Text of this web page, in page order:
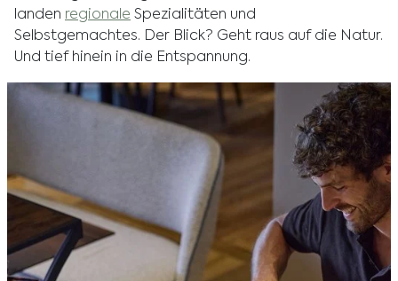
landen regionale Spezialitäten und
Selbstgemachtes. Der Blick? Geht raus auf die Natur.
Und tief hinein in die Entspannung.